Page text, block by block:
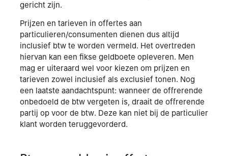
gericht zijn.
Prijzen en tarieven in offertes aan
particulieren/consumenten dienen dus altijd
inclusief btw te worden vermeld. Het overtreden
hiervan kan een fikse geldboete opleveren. Men
mag er uiteraard wel voor kiezen om prijzen en
tarieven zowel inclusief als exclusief tonen. Nog
een laatste aandachtspunt: wanneer de offrerende
onbedoeld de btw vergeten is, draait de offrerende
partij op voor de btw. Deze kan niet bij de particulier
klant worden teruggevorderd.